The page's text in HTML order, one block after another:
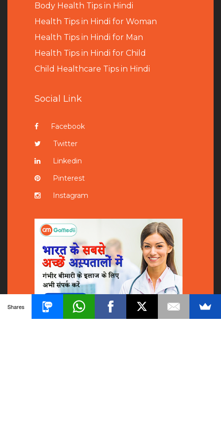
Body Health Tips in Hindi
Health Tips in Hindi for Woman
Health Tips in Hindi for Man
Health Tips in Hindi for Child
Child Healthcare Tips in Hindi
Social Link
Facebook
Twitter
Linkedin
Pinterest
Instagram
Shares